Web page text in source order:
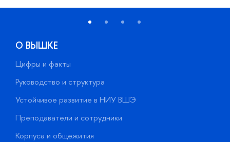
О ВЫШКЕ
Цифры и факты
Руководство и структура
Устойчивое развитие в НИУ ВШЭ
Преподаватели и сотрудники
Корпуса и общежития